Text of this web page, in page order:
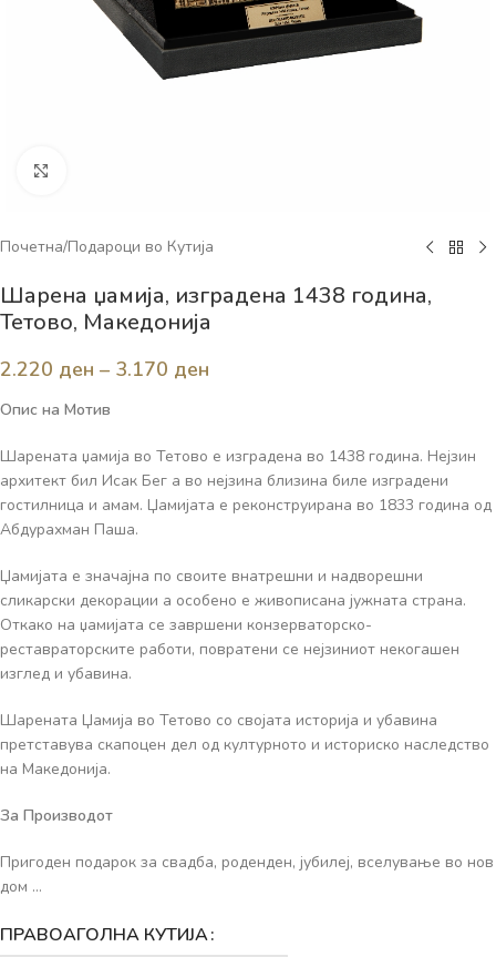
Почетна/Подароци во Кутија
Шарена џамија, изградена 1438 година,
Тетово, Македонија
2.220 ден – 3.170 ден
Опис на Мотив
Шарената џамија во Тетово е изградена во 1438 година. Нејзин
архитект бил Исак Бег а во нејзина близина биле изградени
гостилница и амам. Џамијата е реконструирана во 1833 година од
Абдурахман Паша.
Џамијата е значајна по своите внатрешни и надворешни
сликарски декорации а особено е живописана јужната страна.
Откако на џамијата се завршени конзерваторско-
реставраторските работи, повратени се нејзиниот некогашен
изглед и убавина.
Шарената Џамија во Тетово со својата историја и убавина
претставува скапоцен дел од културното и историско наследство
на Македонија.
За Производот
Пригоден подарок за свадба, роденден, јубилеј, вселување во нов
дом …
ПРАВОАГОЛНА КУТИЈА